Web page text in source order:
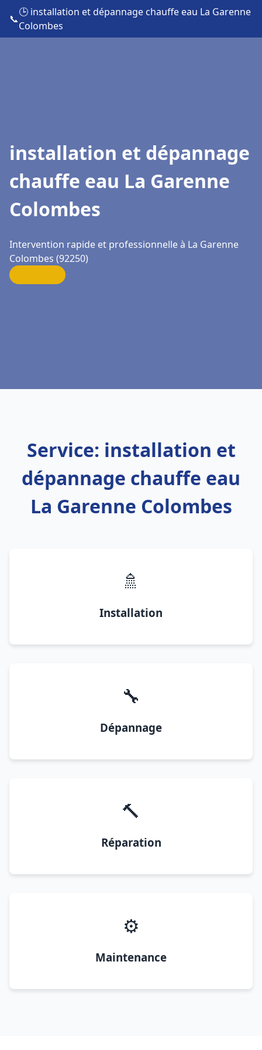
📞
🕒 installation et dépannage chauffe eau La Garenne
Colombes
installation et dépannage
chauffe eau La Garenne
Colombes
Intervention rapide et professionnelle à La Garenne
Colombes (92250)
Service: installation et
dépannage chauffe eau
La Garenne Colombes
🚿
Installation
🔧
Dépannage
🔨
Réparation
⚙️
Maintenance